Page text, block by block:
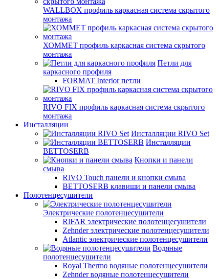
WALLBOX профиль каркасная система скрытого
монтажа
ХОММЕТ профиль каркасная система скрытого
монтажа
Петли для
каркасного профиля
FORMAT Interior петли
RIVO FIX профиль каркасная система скрытого
монтажа
Инсталляции
Инсталляции RIVO Set
Инсталляции
BETTOSERB
Кнопки и панели
смыва
RIVO Touch панели и кнопки смыва
BETTOSERB клавиши и панели смыва
Полотенцесушители
Электрические полотенцесушители
RIFAR электрические полотенцесушители
Zehnder электрические полотенцесушители
Atlantic электрические полотенцесушители
Водяные
полотенцесушители
Royal Thermo водяные полотенцесушители
Zehnder водяные полотенцесушители